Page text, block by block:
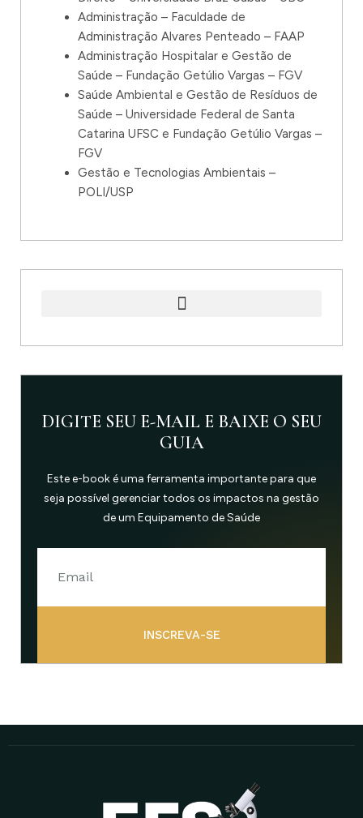
Administração – Faculdade de
Administração Alvares Penteado – FAAP
Administração Hospitalar e Gestão de
Saúde – Fundação Getúlio Vargas – FGV
Saúde Ambiental e Gestão de Resíduos de
Saúde – Universidade Federal de Santa
Catarina UFSC e Fundação Getúlio Vargas –
FGV
Gestão e Tecnologias Ambientais –
POLI/USP
DIGITE SEU E-MAIL E BAIXE O SEU
GUIA
Este e-book é uma ferramenta importante para que
seja possível gerenciar todos os impactos na gestão
de um Equipamento de Saúde
INSCREVA-SE